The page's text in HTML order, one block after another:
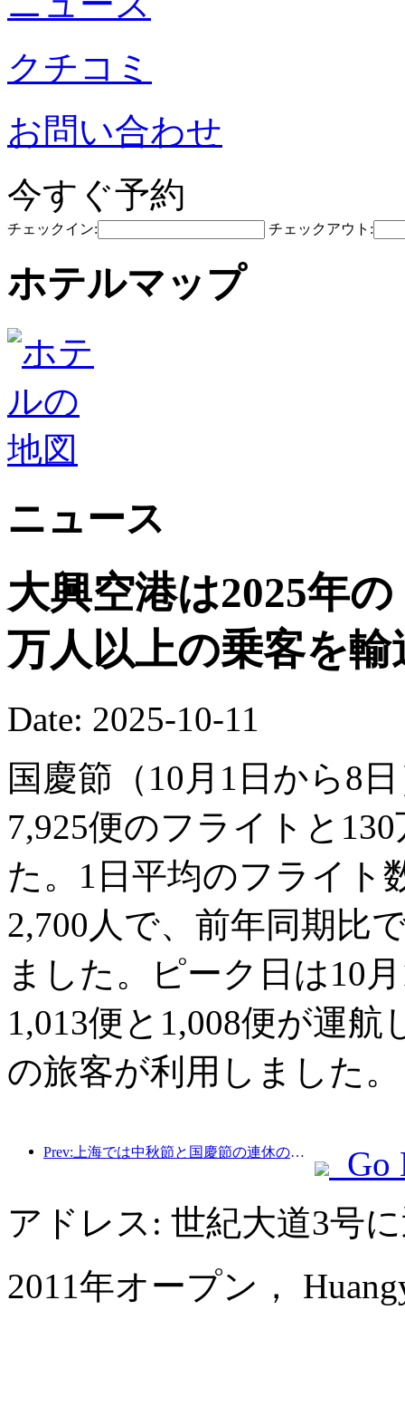
クチコミ
お問い合わせ
今すぐ予約
チェックイン: チェックアウト:
ホテルマップ
ニュース
大興空港は2025年
万人以上の乗客を
Date: 2025-10-11
国慶節（10月1日から8
7,925便のフライトと
た。1日平均のフライト
2,700人で、前年同期比
ました。ピーク日は10
1,013便と1,008便が運航
の旅客が利用しました。
Prev:上海では中秋節と国慶節の連休の最初の4日間で1,511万人を超える観光客が訪れ、前年比20%以上増加した。
Go
アドレス: 世紀大道3号
2011年オープン，